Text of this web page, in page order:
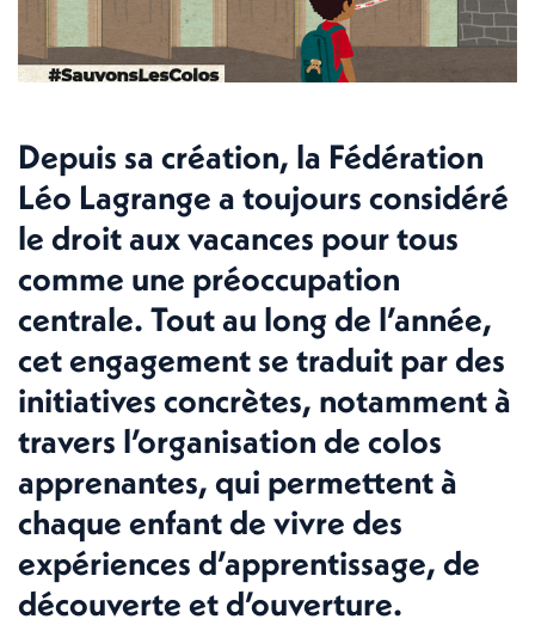
Depuis sa création, la Fédération
Léo Lagrange a toujours considéré
le droit aux vacances pour tous
comme une préoccupation
centrale. Tout au long de l’année,
cet engagement se traduit par des
initiatives concrètes, notamment à
travers l’organisation de colos
apprenantes, qui permettent à
chaque enfant de vivre des
expériences d’apprentissage, de
découverte et d’ouverture.